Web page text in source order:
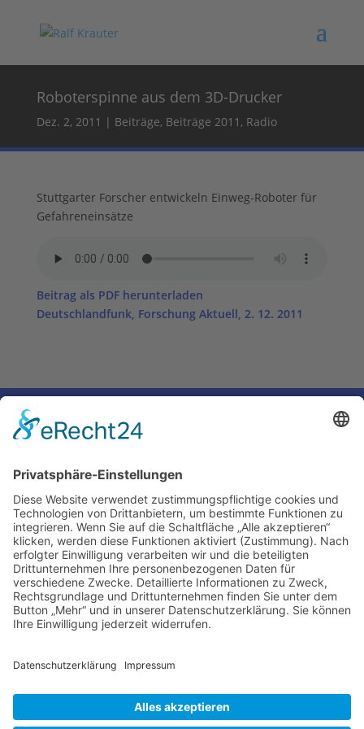
Roboterspinne aus dem 3D-Drucker
Dez. 2, 2011 | Beiträge, Beiträge 2011 , Radio
Stuttgarter Forscher entwickeln Einweg-Roboter für
Gefahreneinsätze
Beitrag als PDF herunterladen
Deutschlandfunk, Forschung Aktuell, 2. 12. 2011
Impressum
Ralf Krauter – Science Reporter
Mehlemer Str. 15, 50968 Köln
USt-IdNr.: DE258510696
Kontakt
Tel.: 0221 / 27 18 396
Mail: